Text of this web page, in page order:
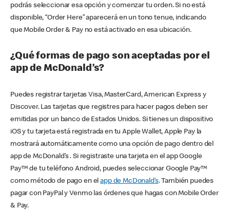
podrás seleccionar esa opción y comenzar tu orden. Si no está
disponible, “Order Here” aparecerá en un tono tenue, indicando
que Mobile Order & Pay no está activado en esa ubicación.
¿Qué formas de pago son aceptadas por el
app de McDonald’s?
Puedes registrar tarjetas Visa, MasterCard, American Express y
Discover. Las tarjetas que registres para hacer pagos deben ser
emitidas por un banco de Estados Unidos. Si tienes un dispositivo
iOS y tu tarjeta está registrada en tu Apple Wallet, Apple Pay la
mostrará automáticamente como una opción de pago dentro del
app de McDonald’s . Si registraste una tarjeta en el app Google
Pay™ de tu teléfono Android, puedes seleccionar Google Pay™
como método de pago en elapp de McDonald’s. También puedes
pagar con PayPal y Venmo las órdenes que hagas con Mobile Order
& Pay.